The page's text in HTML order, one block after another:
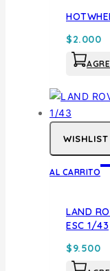
$2.000
WISHLIST
AL CARRITO
LAND
ESC 1/43
$9.500